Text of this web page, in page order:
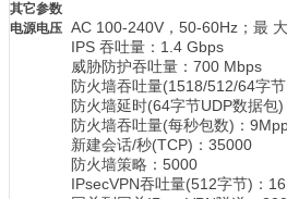
其它参数
电源电压 AC 100-240V，50-60Hz；最
IPS 吞吐量：1.4 Gbps
威胁防护吞吐量：700 Mbps
防火墙吞吐量(1518/512/64字
防火墙延时(64字节UDP数据包
防火墙吞吐量(每秒包数)：
新建会话/秒(TCP)：35000
防火墙策略：5000
IPsecVPN吞吐量(512字节)：